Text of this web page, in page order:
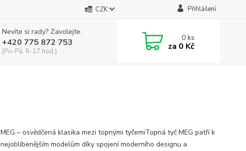
CZK Přihlášení
Nevíte si rady? Zavolejte.
+420 775 872 753
(Po-Pá, 8-17 hod.)
0ks
za 0 Kč
MEG – osvědčená klasika mezi topnými tyčemiTopná tyč MEG patří k
nejoblíbenějším modelům díky spojení moderního designu a